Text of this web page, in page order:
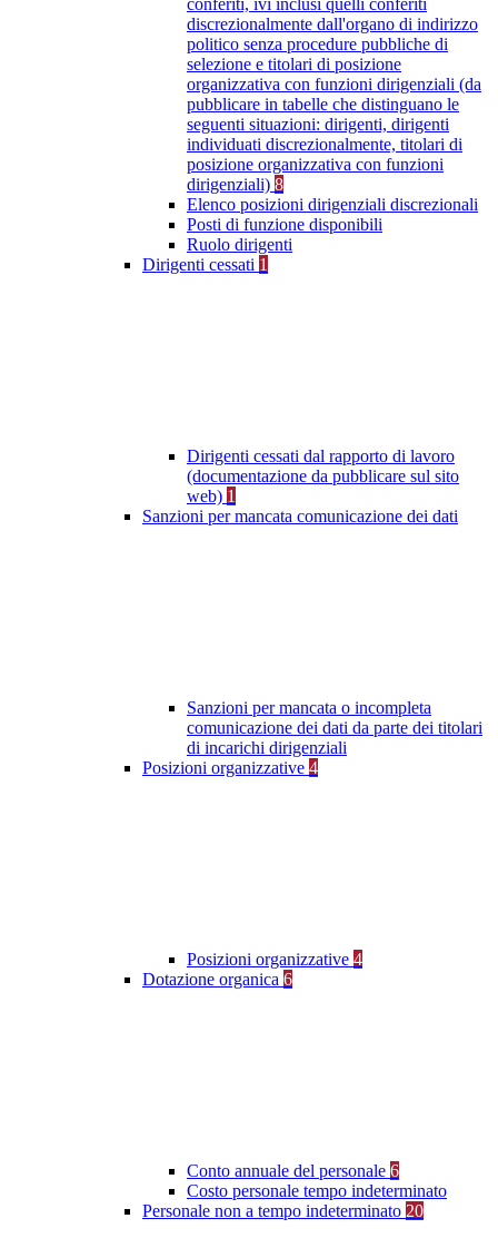
conferiti, ivi inclusi quelli conferiti
discrezionalmente dall'organo di indirizzo
politico senza procedure pubbliche di
selezione e titolari di posizione
organizzativa con funzioni dirigenziali (da
pubblicare in tabelle che distinguano le
seguenti situazioni: dirigenti, dirigenti
individuati discrezionalmente, titolari di
posizione organizzativa con funzioni
dirigenziali) 8
Elenco posizioni dirigenziali discrezionali
Posti di funzione disponibili
Ruolo dirigenti
Dirigenti cessati 1
Dirigenti cessati dal rapporto di lavoro
(documentazione da pubblicare sul sito
web) 1
Sanzioni per mancata comunicazione dei dati
Sanzioni per mancata o incompleta
comunicazione dei dati da parte dei titolari
di incarichi dirigenziali
Posizioni organizzative 4
Posizioni organizzative 4
Dotazione organica 6
Conto annuale del personale 6
Costo personale tempo indeterminato
Personale non a tempo indeterminato 20